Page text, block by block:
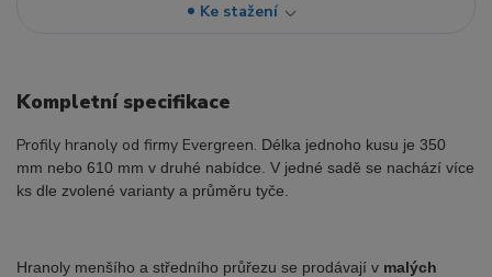
Ke stažení
Kompletní specifikace
Profily hranoly od firmy Evergreen. Délka jednoho kusu je 350
mm nebo 610 mm v druhé nabídce. V jedné sadě se nachází více
ks dle zvolené varianty a průměru tyče.
Hranoly menšího a středního průřezu se prodávají v malých